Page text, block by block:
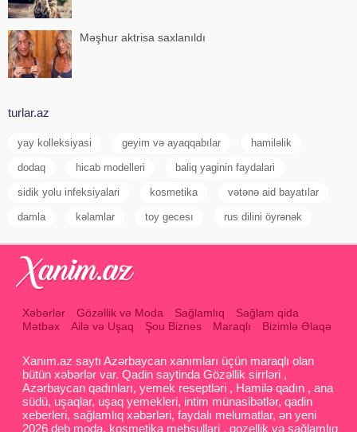
Məşhur aktrisa saxlanıldı
turlar.az
yay kolleksiyasi geyim və ayaqqabılar hamiləlik
dodaq hicab modelleri baliq yaginin faydalari
sidik yolu infeksiyalari kosmetika vətənə aid bayatılar
damla kəlamlar toy gecesı rus dilini öyrənək
Xəbərlər Gözəllik və Moda Sağlamlıq
Sağlam qida
Mətbəx
Ailə və Uşaq Şou Biznes Maraqlı Bizimlə Əlaqə
Xanım.az saytı Azərbaycan xanımları üçün maraqlı olan
bütün xəbərlər var. Qadin saytinda Gözəllik sirrləri ,
Azərbaycan qadınları, yemek reseptləri , Hamilə qadın , ana
südü, uşaqlar, uşaq yemekleri, intim münasibətlər, qadin
xeberleri, sağlamlıq xəbərləri, faydalı melumatlar, ən yeni
2026 deb moda, kosmetika mehsullari , gozellik və sağlamlıq